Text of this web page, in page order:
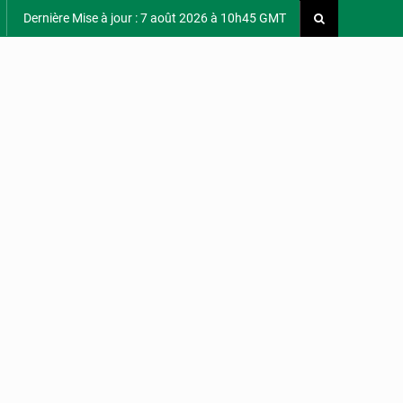
Dernière Mise à jour : 7 août 2026 à 10h45 GMT